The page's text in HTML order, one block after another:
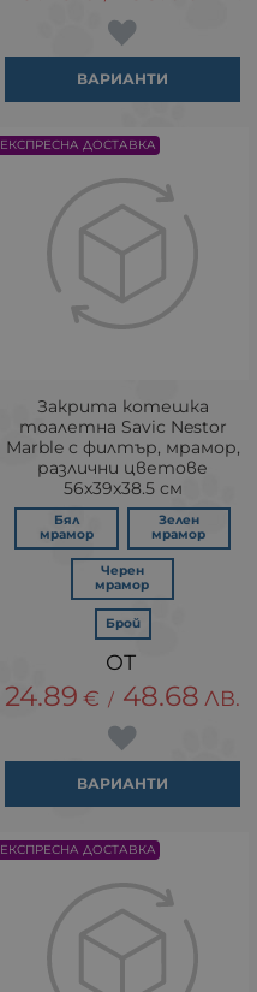
ВАРИАНТИ
Закрита котешка
тоалетна Savic Nestor
Marble с филтър, мрамор,
различни цветове
56x39x38.5 см
Бял
мрамор
Зелен
мрамор
Черен
мрамор
Брой
24.89 € / 48.68 ЛВ.
ВАРИАНТИ
ЕКСПРЕСНА ДОСТАВКА
ЕКСПРЕСНА ДОСТАВКА